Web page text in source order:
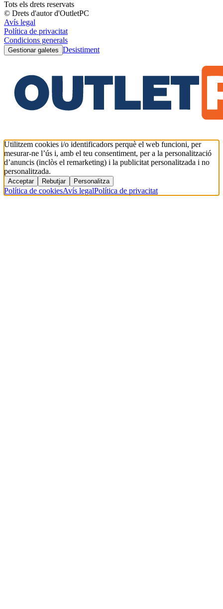
Tots els drets reservats
© Drets d'autor d'OutletPC
Avís legal
Política de privacitat
Condicions generals
Gestionar galetes Desistiment
Utilitzem cookies i/o identificadors perquè el web funcioni, per
mesurar-ne l’ús i, amb el teu consentiment, per a la personalització
d’anuncis (inclòs el remarketing) i la publicitat personalitzada i no
personalitzada.
Acceptar Rebutjar Personalitza
Política de cookiesAvís legalPolítica de privacitat